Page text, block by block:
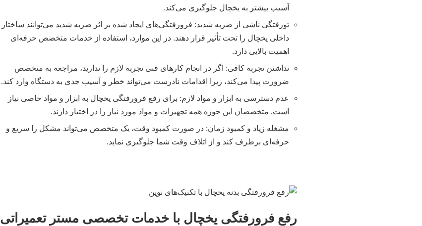
آسیب بیشتر به یخچال جلوگیری می‌کند.
تورفتگی ناشی از ضربه شدید: فرورفتگی‌های ایجاد شده بر اثر ضربه شدید می‌توانند ساختار
داخلی یخچال را تحت تأثیر قرار دهند. در این موارد، استفاده از خدمات متخصص حرفه‌ای
اهمیت بالایی دارد.
نداشتن تجربه کافی: اگر در انجام کارهای فنی تجربه لازم را ندارید، مراجعه به متخصص
ضرورت پیدا می‌کند، زیرا اقدامات نادرست می‌تواند خطر و آسیب جدی به دستگاه وارد کند.
عدم دسترسی به ابزار و مواد لازم: برای رفع فرورفتگی یخچال به ابزار و مواد خاصی نیاز
است. متخصصان این حوزه همه تجهیزات و مواد مورد نیاز را در اختیار دارند.
مشغله زیاد و کمبود زمان: در صورت کمبود وقت، یک متخصص می‌تواند مشکل را سریع و
حرفه‌ای برطرف کند و از اتلاف وقت شما جلوگیری نماید.
رفع فرورفتگی یخچال با خدمات تخصصی مستر تعمیراتی